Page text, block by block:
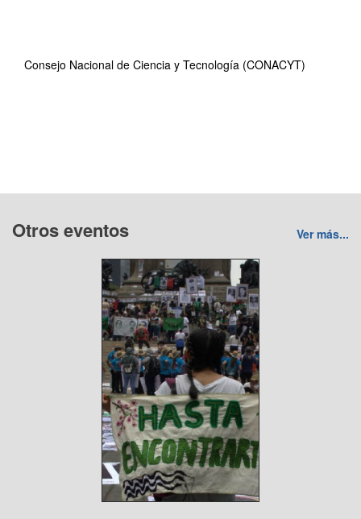
Consejo Nacional de Ciencia y Tecnología (CONACYT)
Otros eventos Ver más...